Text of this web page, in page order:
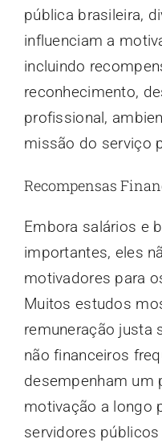
pública brasileira,
influenciam a
incluindo
reconhecimento,
profissional,
missão do serviço
Recompensas
Embora salários e
importantes, eles
motivadores para
Muitos estudos
remuneração justa
não financeiros
desempenham um
motivação a longo
servidores